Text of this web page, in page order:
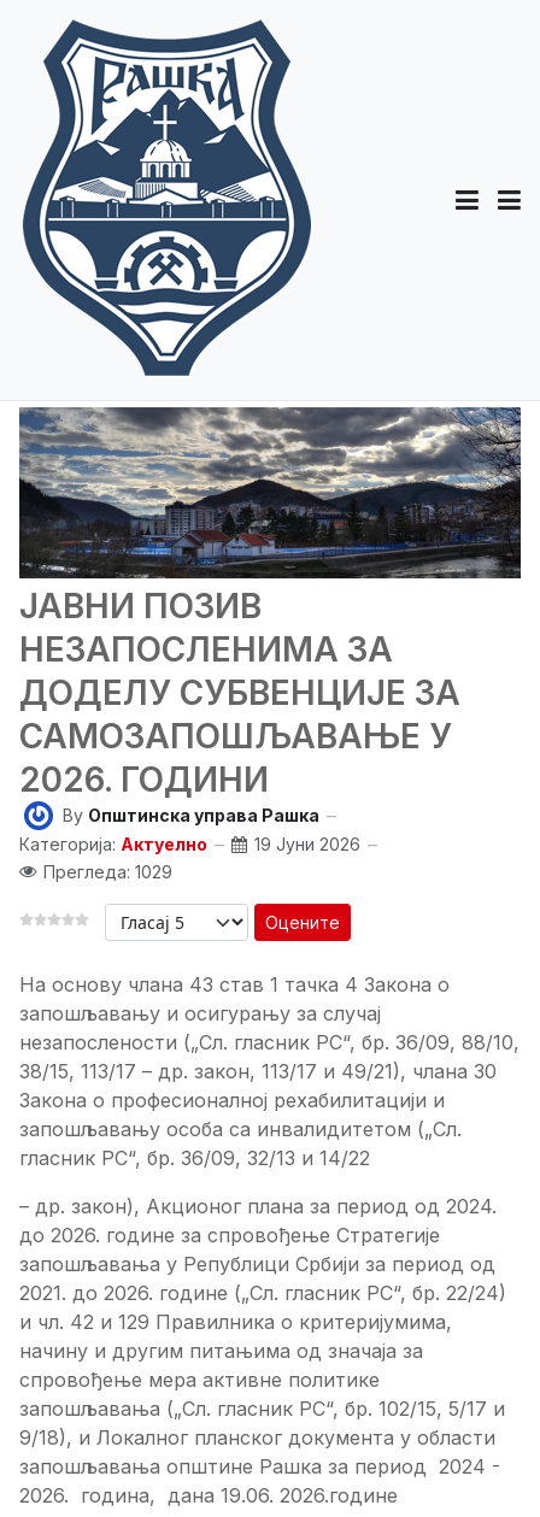
ЈАВНИ ПОЗИВ
НЕЗАПОСЛЕНИМА ЗА
ДОДЕЛУ СУБВЕНЦИЈЕ ЗА
САМОЗАПОШЉАВАЊЕ У
2026. ГОДИНИ
By Општинска управа Рашка
Категорија: Актуелно
19 Јуни 2026
Прегледа: 1029
Оцените
На основу члана 43 став 1 тачка 4 Закона о
запошљавању и осигурању за случај
незапослености („Сл. гласник РС“, бр. 36/09, 88/10,
38/15, 113/17 – др. закон, 113/17 и 49/21), члана 30
Закона о професионалној рехабилитацији и
запошљавању особа са инвалидитетом („Сл.
гласник РС“, бр. 36/09, 32/13 и 14/22
– др. закон), Акционог плана за период од 2024.
до 2026. годинe за спровођење Стратегије
запошљавања у Републици Србији за период од
2021. до 2026. године („Сл. гласник РС“, бр. 22/24)
и чл. 42 и 129 Правилника о критеријумима,
начину и другим питањима од значаја за
спровођење мера активне политике
запошљавања („Сл. гласник РС“, бр. 102/15, 5/17 и
9/18), и Локалног планског документа у области
запошљавања општине Рашка за период 2024 -
2026. година, дана 19.06. 2026.године